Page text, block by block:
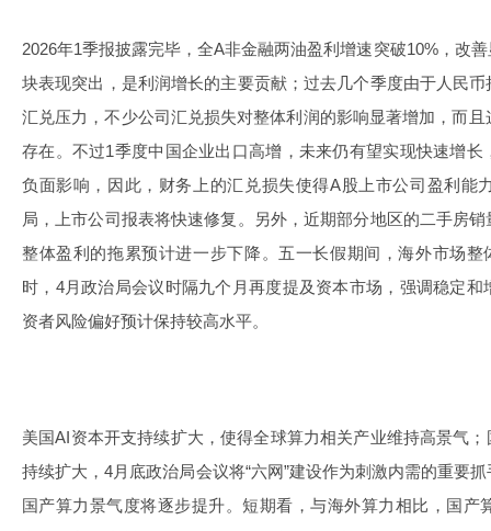
2026年1季报披露完毕，全A非金融两油盈利增速突破10%，改
块表现突出，是利润增长的主要贡献；过去几个季度由于人民
汇兑压力，不少公司汇兑损失对整体利润的影响显著增加，而
存在。不过1季度中国企业出口高增，未来仍有望实现快速增
负面影响，因此，财务上的汇兑损失使得A股上市公司盈利能
局，上市公司报表将快速修复。另外，近期部分地区的二手房
整体盈利的拖累预计进一步下降。五一长假期间，海外市场
时，4月政治局会议时隔九个月再度提及资本市场，强调稳定
资者风险偏好预计保持较高水平。
美国AI资本开支持续扩大，使得全球算力相关产业维持高景气
持续扩大，4月底政治局会议将“六网”建设作为刺激内需的重要
国产算力景气度将逐步提升。短期看，与海外算力相比，国产